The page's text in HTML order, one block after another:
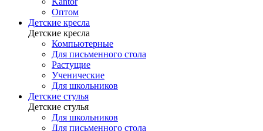
Оптом
Детские кресла
Детские кресла
Компьютерные
Для письменного стола
Растущие
Ученические
Для школьников
Детские стулья
Детские стулья
Для школьников
Для письменного стола